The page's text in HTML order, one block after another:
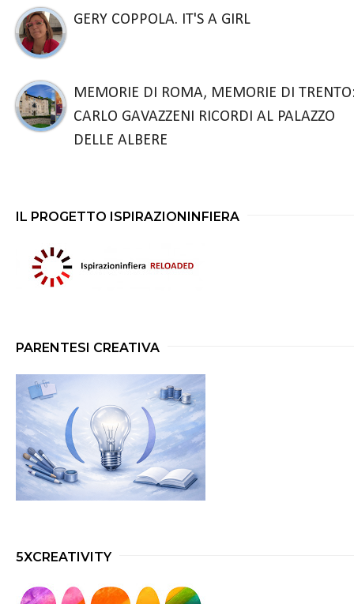
GERY COPPOLA. IT'S A GIRL
MEMORIE DI ROMA, MEMORIE DI
CARLO GAVAZZENI RICORDI AL PALAZZO
DELLE ALBERE
IL PROGETTO ISPIRAZIONINFIERA
PARENTESI CREATIVA
5XCREATIVITY